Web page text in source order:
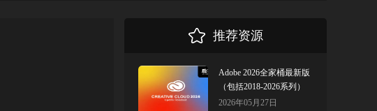
推荐资源
Adobe 2026全家桶最新版
（包括2018-2026系列）
2026年05月27日